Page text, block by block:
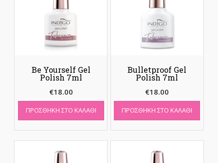
Be Yourself Gel
Polish 7ml
€18.00
ΠΡΟΣΘΉΚΗ ΣΤΟ ΚΑΛΆΘΙ
Bulletproof Gel
Polish 7ml
€18.00
ΠΡΟΣΘΉΚΗ ΣΤΟ ΚΑΛΆΘΙ